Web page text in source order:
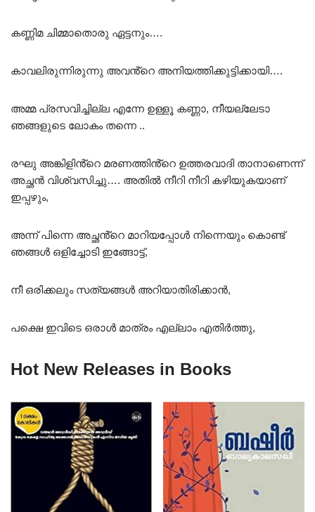
കണ്ണിമ ചിമ്മാതൊരു ഏട്ടനും….
കാവലിരുന്നിരുന്നു അവൻ്റെ അനിയത്തിക്കുട്ടിക്കായി….
അമ്മ പ്രസവിച്ചില്ല എന്നേ ഉള്ളൂ കണ്ണാ, നീയല്ലേടാ
ഞങ്ങളുടെ ലോകം തന്നെ ..
രഘു അങ്കിളിൻ്റെ മരണത്തിൻ്റെ ഉത്തരവാദി താനാണെന്ന്
അച്ഛൻ വിശ്വസിച്ചു…. അതിൽ നീറി നീറി കഴിയുകയാണ്
ഇപ്പഴും,
അന്ന് പിന്നെ അച്ഛൻ്റെ മാറിയപ്പോൾ നിന്നെയും കൊണ്ട്
ഞങ്ങൾ ഒളിച്ചോടി ഇങ്ങോട്ട്,
നീ ഒരിക്കലും സത്യങ്ങൾ അറിയാതിരിക്കാൻ,
പക്ഷെ ഇവിടെ ഒരാൾ മാത്രം എല്ലാം എതിർത്തു,
Hot New Releases in Books